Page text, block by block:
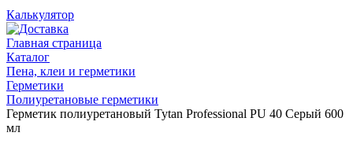
Калькулятор
Главная страница
Каталог
Пена, клеи и герметики
Герметики
Полиуретановые герметики
Герметик полиуретановый Tytan Professional PU 40 Серый 600
мл